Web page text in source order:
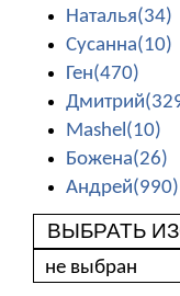
Наталья(34)
Сусанна(10)
Ген(470)
Mashel(10)
Божена(26)
Андрей(990)
ВЫБРАТЬ